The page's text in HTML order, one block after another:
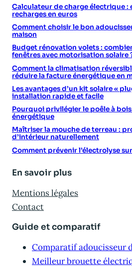
Calculateur de charge électrique :
recharges en euros
Comment choisir le bon
maison
Budget rénovation volets :
fenêtres avec motorisation solaire
Comment la climatisation
réduire la facture énergétique en
Les avantages d’un kit solaire «
installation rapide et facile
Pourquoi privilégier le poêle à
énergétique
Maîtriser la mouche de terreau :
d’intérieur naturellement
Comment prévenir l’électrolyse
En savoir plus
Mentions légales
Contact
Guide et comparatif
Comparatif adoucisseur
Meilleur brouette